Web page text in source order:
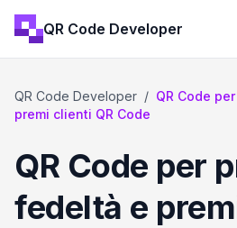
QR Code Developer
QR Code Developer / QR Code
premi clienti QR Code
QR Code per
fedeltà e